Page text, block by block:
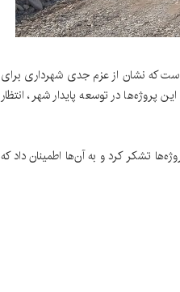
در منطقه ۴ کرج به انجام رسیده است که نشان از عزم جدی شهرداری برای
پروژه‌ها در توسعه پایدار شهر، انتظار
تشکر کرد و به آن‌ها اطمینان داد که